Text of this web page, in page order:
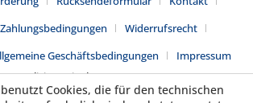
Widerrufsrecht
Geschäftsbedingungen
Impressum
Realisiert mit Shopware
Cookies, die für den technischen